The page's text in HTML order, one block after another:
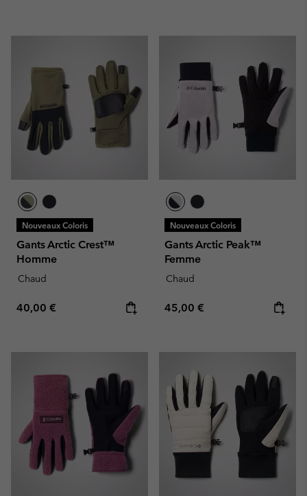
Nouveaux Coloris
Gants Arctic Crest™
Homme
Chaud
Regular price:
40,00 €
Nouveaux Coloris
Gants Arctic Peak™
Femme
Chaud
Regular price:
45,00 €